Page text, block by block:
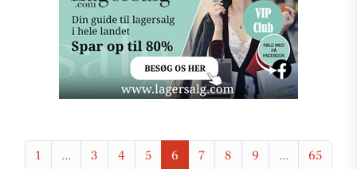
1 ... 3 4 5 6 7 8 9 ... 65